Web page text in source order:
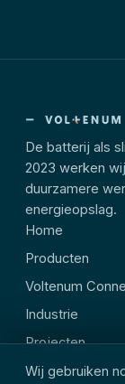
Wij gebruiken
De batterij als
2023 werken
duurzamere
energieopslag.
Home
Producten
Voltenum
Industrie
Projecten